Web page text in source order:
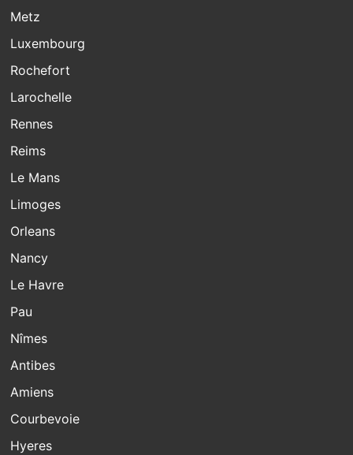
Metz
Luxembourg
Rochefort
Larochelle
Rennes
Reims
Le Mans
Limoges
Orleans
Nancy
Le Havre
Pau
Nîmes
Antibes
Amiens
Courbevoie
Hyeres